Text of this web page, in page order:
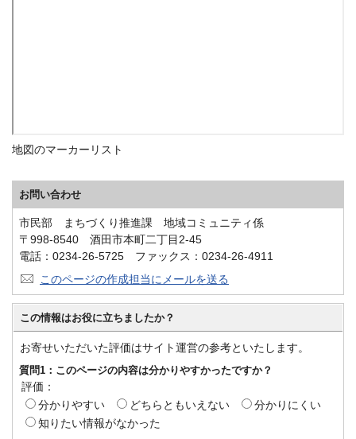
地図のマーカーリスト
お問い合わせ
市民部 まちづくり推進課 地域コミュニティ係
〒998-8540 酒田市本町二丁目2-45
電話：0234-26-5725 ファックス：0234-26-4911
このページの作成担当にメールを送る
この情報はお役に立ちましたか？
お寄せいただいた評価はサイト運営の参考といたします。
質問1：このページの内容は分かりやすかったですか？
評価：
分かりやすい
どちらともいえない
分かりにくい
知りたい情報がなかった